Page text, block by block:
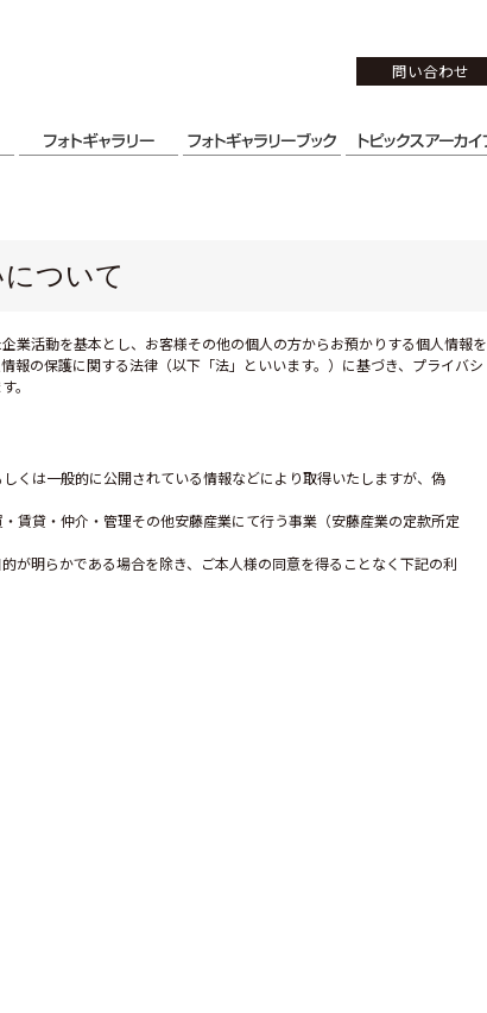
問い合わせ
ついて
業活動を基本とし、お客様その他の個人の方からお預かりする個人情報を
報の保護に関する法律（以下「法」といいます。）に基づき、プライバシ
。
くは一般的に公開されている情報などにより取得いたしますが、偽
賃貸・仲介・管理その他安藤産業にて行う事業（安藤産業の定款所定
が明らかである場合を除き、ご本人様の同意を得ることなく下記の利